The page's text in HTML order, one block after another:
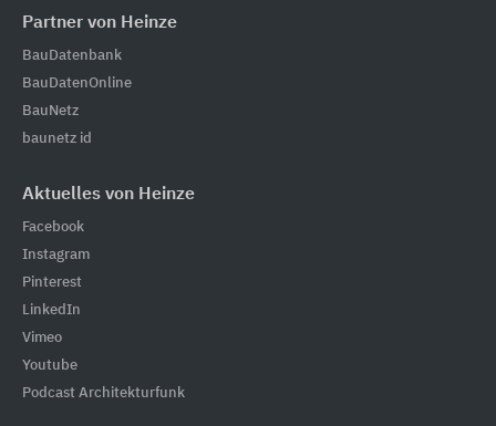
Partner von Heinze
BauDatenbank
BauDatenOnline
BauNetz
baunetz id
Aktuelles von Heinze
Facebook
Instagram
Pinterest
LinkedIn
Vimeo
Youtube
Podcast Architekturfunk